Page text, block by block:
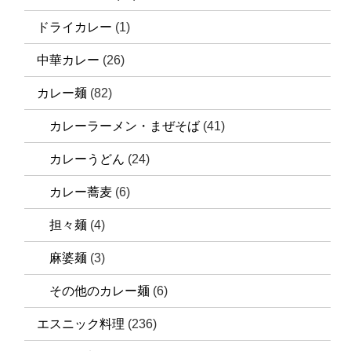
ドライカレー (1)
中華カレー (26)
カレー麺 (82)
カレーラーメン・まぜそば (41)
カレーうどん (24)
カレー蕎麦 (6)
担々麺 (4)
麻婆麺 (3)
その他のカレー麺 (6)
エスニック料理 (236)